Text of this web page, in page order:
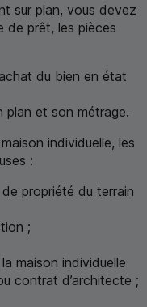
sur plan, vous devez
de prêt, les pièces
du bien en état
plan et son métrage.
individuelle, les
:
propriété du terrain
;
maison individuelle
contrat d’architecte ;